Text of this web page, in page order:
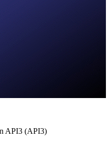
API3 (API3)